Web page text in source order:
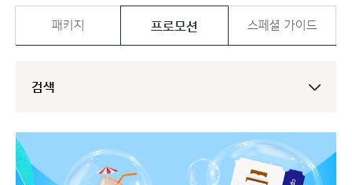
패키지 프로모션 스페셜 가이드
검색